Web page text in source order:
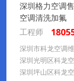
深圳格力空调
空调清洗加氟
工程师
深圳市科龙空调
深圳光明区科龙
深圳坪山区科龙